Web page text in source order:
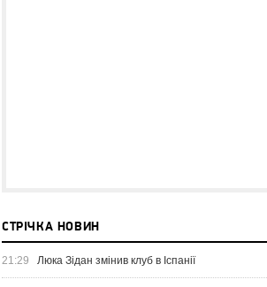
СТРІЧКА НОВИН
21:29 Люка Зідан змінив клуб в Іспанії